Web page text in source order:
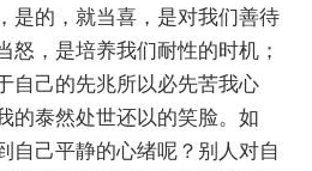
是的，就当喜，是对我们善待
怒，是培养我们耐性的时机；
自己的先兆所以必先苦我心
的泰然处世还以的笑脸。如
自己平静的心绪呢？别人对自